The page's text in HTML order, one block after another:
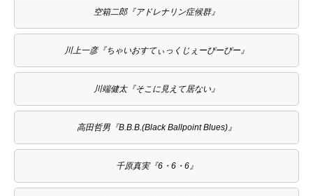
空箱二郎『アドレナリン症候群』
川上一彦『ちゃいおすてぃっくじぇーぴーぴー』
川端健太『そこに見えて居ない』
高田哲男『B.B.B.(Black Ballpoint Blues)』
千原真実『6・6・6』